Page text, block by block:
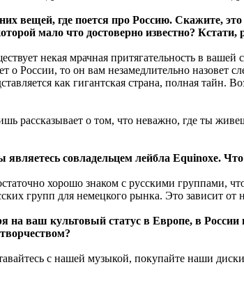
вещей, где поется про Россию. Скажите,
мало что достоверно известно? Кстати,
некая мрачная притягательность в
о России, то он вам незамедлительно
как гигантская страна, полная
рассказывает о том, что неважно, где ты
совладельцем лейбла Equinoxe.
хорошо знаком с русскими группами,
групп для немецкого рынка. Это зависит
на ваш культовый статус в Европе, в
с нашей музыкой, покупайте наши